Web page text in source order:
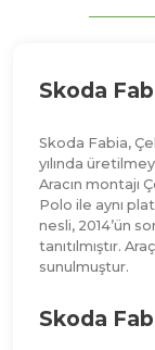
Skoda
Skoda Fabia,
yılında
Aracın montajı
Polo ile aynı
nesli, 2014’ün
tanıtılmıştır.
sunulmuştur.
Skoda